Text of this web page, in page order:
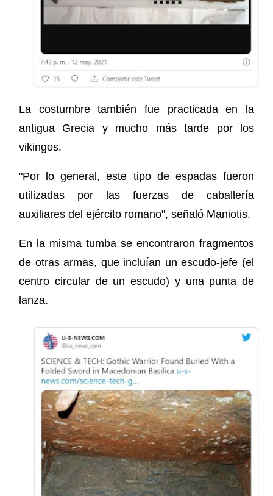
La costumbre también fue practicada en la
antigua Grecia y mucho más tarde por los
vikingos.
"Por lo general, este tipo de espadas fueron
utilizadas por las fuerzas de caballería
auxiliares del ejército romano", señaló Maniotis.
En la misma tumba se encontraron fragmentos
de otras armas, que incluían un escudo-jefe (el
centro circular de un escudo) y una punta de
lanza.